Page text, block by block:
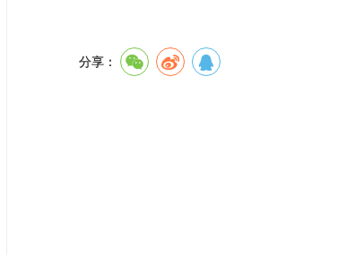
分享：